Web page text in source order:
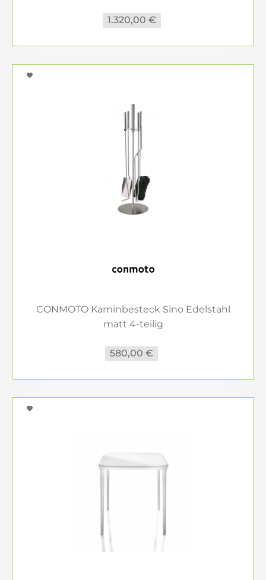
1.320,00 €
CONMOTO Kaminbesteck Sino Edelstahl
matt 4-teilig
580,00 €